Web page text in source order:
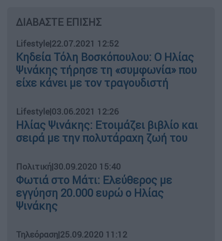
ΔΙΑΒΑΣΤΕ ΕΠΙΣΗΣ
Lifestyle|22.07.2021 12:52
Κηδεία Τόλη Βοσκόπουλου: Ο Ηλίας
Ψινάκης τήρησε τη «συμφωνία» που
είχε κάνει με τον τραγουδιστή
Lifestyle|03.06.2021 12:26
Ηλίας Ψινάκης: Ετοιμάζει βιβλίο και
σειρά με την πολυτάραχη ζωή του
Πολιτική|30.09.2020 15:40
Φωτιά στο Μάτι: Ελεύθερος με
εγγύηση 20.000 ευρώ ο Ηλίας
Ψινάκης
Τηλεόραση|25.09.2020 11:12